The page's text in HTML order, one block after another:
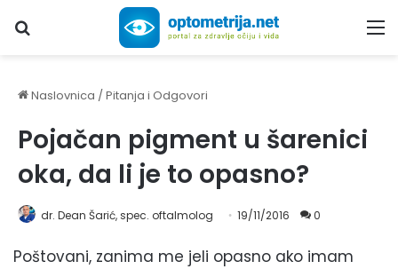
Upiši traženi pojam...
Naslovnica /Pitanja i Odgovori
Pojačan pigment u šarenici
oka, da li je to opasno?
dr. Dean Šarić, spec. oftalmolog 19/11/2016 0
Poštovani, zanima me jeli opasno ako imam